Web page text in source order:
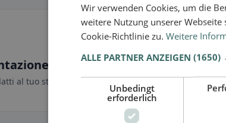
a Allertshausen
al tuo stile alimentare.
Wir verwenden Cookies, um die
weitere Nutzung unserer
Cookie-Richtlinie zu. Weitere
ALLE PARTNER ANZEIGEN (1650)
Unbedingt
erforderlich